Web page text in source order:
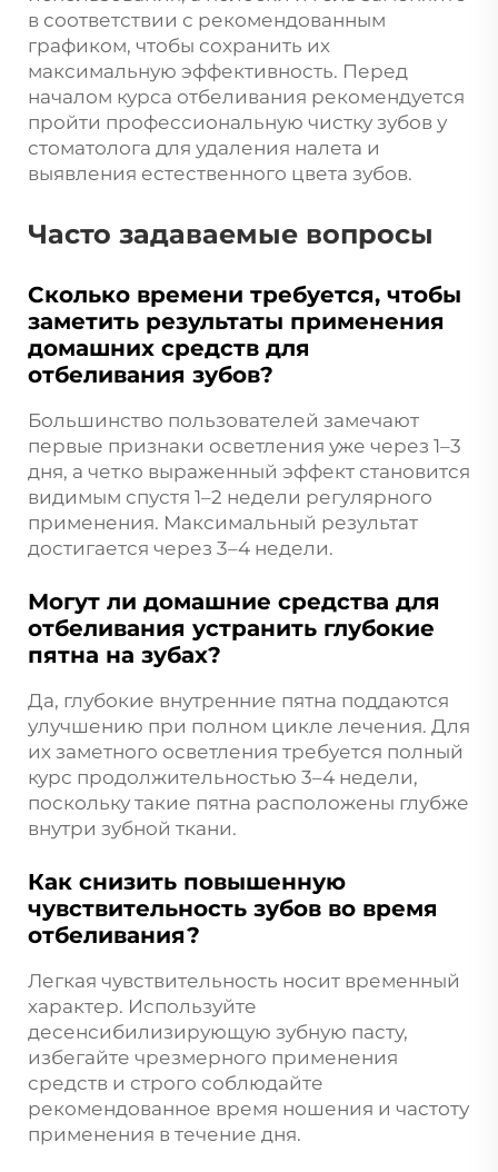
в соответствии с рекомендованным
графиком, чтобы сохранить их
максимальную эффективность. Перед
началом курса отбеливания рекомендуется
пройти профессиональную чистку зубов у
стоматолога для удаления налета и
выявления естественного цвета зубов.
Часто задаваемые вопросы
Сколько времени требуется, чтобы
заметить результаты применения
домашних средств для
отбеливания зубов?
Большинство пользователей замечают
первые признаки осветления уже через 1–3
дня, а четко выраженный эффект становится
видимым спустя 1–2 недели регулярного
применения. Максимальный результат
достигается через 3–4 недели.
Могут ли домашние средства для
отбеливания устранить глубокие
пятна на зубах?
Да, глубокие внутренние пятна поддаются
улучшению при полном цикле лечения. Для
их заметного осветления требуется полный
курс продолжительностью 3–4 недели,
поскольку такие пятна расположены глубже
внутри зубной ткани.
Как снизить повышенную
чувствительность зубов во время
отбеливания?
Легкая чувствительность носит временный
характер. Используйте
десенсибилизирующую зубную пасту,
избегайте чрезмерного применения
средств и строго соблюдайте
рекомендованное время ношения и частоту
применения в течение дня.